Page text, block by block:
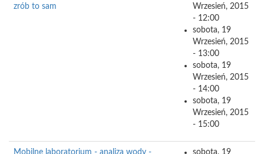
zrób to sam
Wrzesień, 2015
- 12:00
sobota, 19
Wrzesień, 2015
- 13:00
sobota, 19
Wrzesień, 2015
- 14:00
sobota, 19
Wrzesień, 2015
- 15:00
Mobilne laboratorium - analiza wody -
sobota, 19